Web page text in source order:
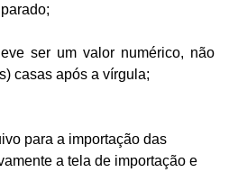
ser um valor numérico, não
casas após a vírgula;
para a importação das
a tela de importação e